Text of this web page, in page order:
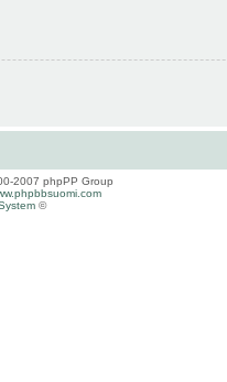
2007 phpPP Group
©